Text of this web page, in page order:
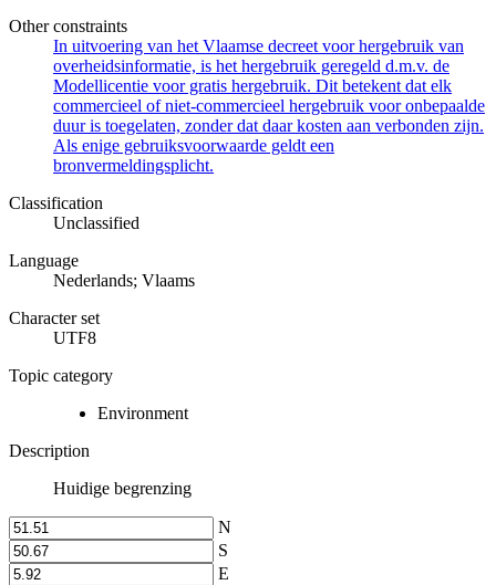
Other constraints
In uitvoering van het Vlaamse decreet voor hergebruik van
overheidsinformatie, is het hergebruik geregeld d.m.v. de
Modellicentie voor gratis hergebruik. Dit betekent dat elk
commercieel of niet-commercieel hergebruik voor onbepaalde
duur is toegelaten, zonder dat daar kosten aan verbonden zijn.
Als enige gebruiksvoorwaarde geldt een
bronvermeldingsplicht.
Classification
Unclassified
Language
Nederlands; Vlaams
Character set
UTF8
Topic category
Environment
Description
Huidige begrenzing
N
S
E